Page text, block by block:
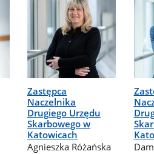
Zastępca
Naczelnika
Drugiego Urzędu
Skarbowego w
Katowicach
Agnieszka Różańska